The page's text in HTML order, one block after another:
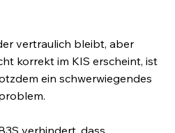
vertraulich bleibt, aber
korrekt im KIS erscheint, ist
ein schwerwiegendes